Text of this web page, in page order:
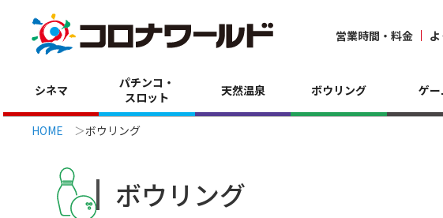
営業時間・料金
シネマ
パチンコ・
スロット
天然温泉 ボウリング ゲー
HOME ボウリング
ボウリング